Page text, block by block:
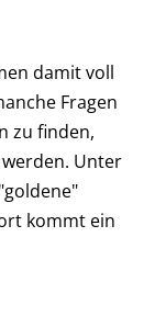
damit voll
Fragen
zu finden,
Unter
kommt ein